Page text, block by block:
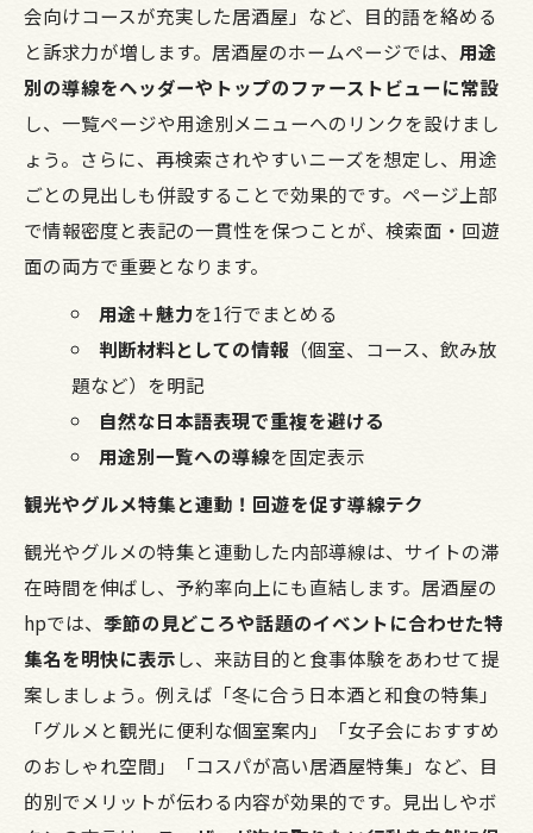
会向けコースが充実した居酒屋」など、目的語を絡める
と訴求力が増します。居酒屋のホームページでは、 用途
別の導線をヘッダーやトップのファーストビューに常設
し、一覧ページや用途別メニューへのリンクを設けまし
ょう。さらに、再検索されやすいニーズを想定し、用途
ごとの見出しも併設することで効果的です。ページ上部
で情報密度と表記の一貫性を保つことが、検索面・回遊
面の両方で重要となります。
用途＋魅力を1行でまとめる
判断材料としての情報 （個室、コース、飲み放
題など）を明記
自然な日本語表現で重複を避ける
用途別一覧への導線を固定表示
観光やグルメ特集と連動！回遊を促す導線テク
観光やグルメの特集と連動した内部導線は、サイトの滞
在時間を伸ばし、予約率向上にも直結します。居酒屋の
hpでは、 季節の見どころや話題のイベントに合わせた特
集名を明快に表示し、来訪目的と食事体験をあわせて提
案しましょう。例えば「冬に合う日本酒と和食の特集」
「グルメと観光に便利な個室案内」「女子会におすすめ
のおしゃれ空間」「コスパが高い居酒屋特集」など、目
的別でメリットが伝わる内容が効果的です。見出しやボ